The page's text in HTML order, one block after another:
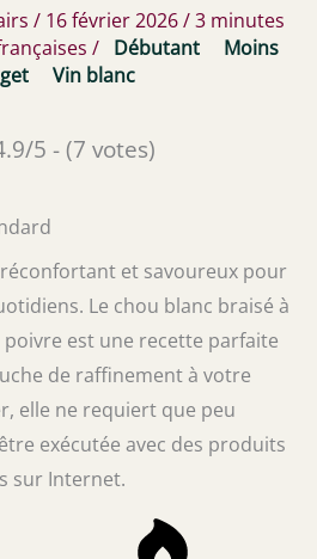
/ 16 février 2026/3 minutes
/ Débutant
Moins
Vin blanc
5 - (7 votes)
réconfortant et savoureux pour
Le chou blanc braisé à
poivre est une recette parfaite
de raffinement à votre
elle ne requiert que peu
exécutée avec des produits
sur Internet.